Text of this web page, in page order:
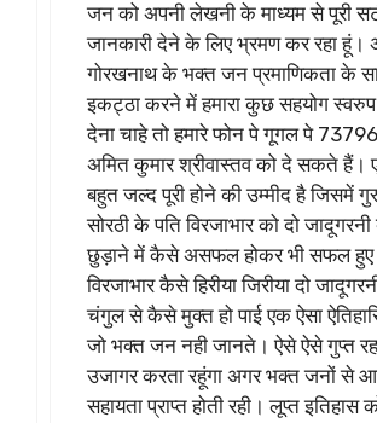
जन को अपनी लेखनी के माध्यम से पूरी
जानकारी देने के लिए भ्रमण कर रहा
गोरखनाथ के भक्त जन प्रमाणिकता के
इकट्ठा करने में हमारा कुछ सहयोग
देना चाहे तो हमारे फोन पे गूगल पे
अमित कुमार श्रीवास्तव को दे सकते हैं।
बहुत जल्द पूरी होने की उम्मीद है जिसमें
सोरठी के पति विरजाभार को दो
छुड़ाने में कैसे असफल होकर भी सफल
विरजाभार कैसे हिरीया जिरीया दो
चंगुल से कैसे मुक्त हो पाई एक ऐसा
जो भक्त जन नही जानते। ऐसे ऐसे गुप्त
उजागर करता रहूंगा अगर भक्त जनों से
सहायता प्राप्त होती रही। लूप्त इतिहास